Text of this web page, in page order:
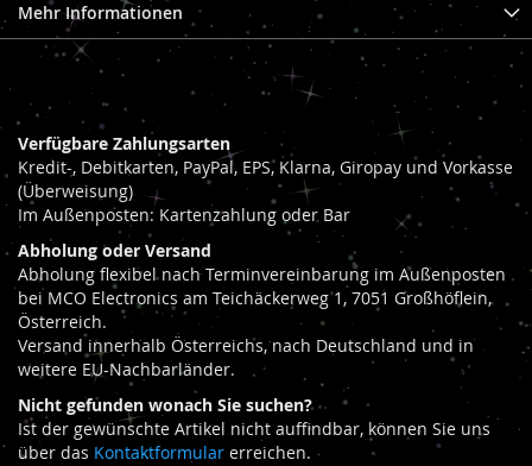
Mehr Informationen
Verfügbare Zahlungsarten
Kredit-, Debitkarten, PayPal, EPS, Klarna, Giropay und Vorkasse
(Überweisung)
Im Außenposten: Kartenzahlung oder Bar
Abholung oder Versand
Abholung flexibel nach Terminvereinbarung im Außenposten
bei MCO Electronics am Teichäckerweg 1, 7051 Großhöflein,
Österreich.
Versand innerhalb Österreichs, nach Deutschland und in
weitere EU-Nachbarländer.
Nicht gefunden wonach Sie suchen?
Ist der gewünschte Artikel nicht auffindbar, können Sie uns
über das Kontaktformular erreichen.